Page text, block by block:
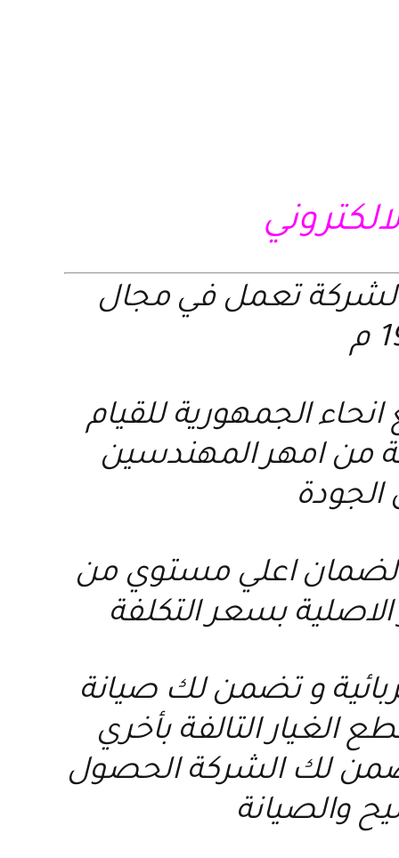
تعمل في مجال
الجمهورية للقيام
من امهر المهندسين
لضمان اعلي مستوي من
بسعر التكلفة
و تضمن لك صيانة
الغيار التالفة بأخري
تضمن لك الشركة الحصول
والصيانة